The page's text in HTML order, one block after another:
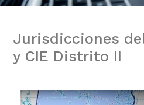
Jurisdicciones
y CIE Distrito II